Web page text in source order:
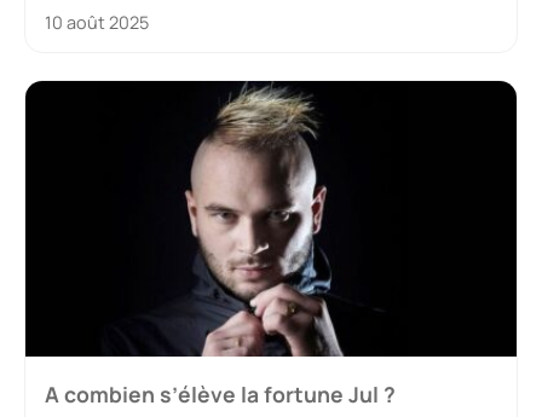
10 août 2025
A combien s’élève la fortune Jul ?